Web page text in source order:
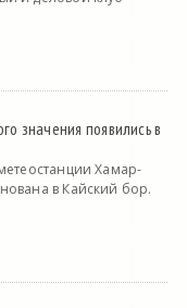
значения появились в
Хамар-
в Кайский бор.